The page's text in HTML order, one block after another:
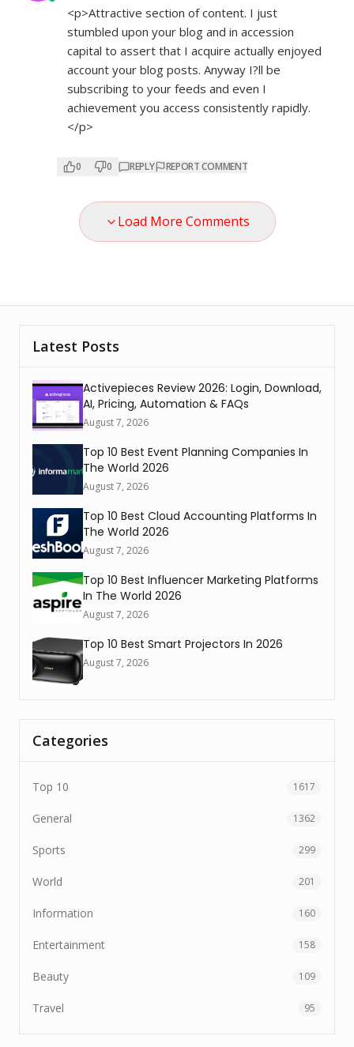
<p>Attractive section of content. I just
stumbled upon your blog and in accession
capital to assert that I acquire actually enjoyed
account your blog posts. Anyway I?ll be
subscribing to your feeds and even I
achievement you access consistently rapidly.
</p>
0 0 REPLY REPORT COMMENT
Load More Comments
Latest Posts
Activepieces Review 2026: Login, Download,
AI, Pricing, Automation & FAQs
August 7, 2026
Top 10 Best Event Planning Companies In
The World 2026
August 7, 2026
Top 10 Best Cloud Accounting Platforms In
The World 2026
August 7, 2026
Top 10 Best Influencer Marketing Platforms
In The World 2026
August 7, 2026
Top 10 Best Smart Projectors In 2026
August 7, 2026
Categories
Top 10 1617
General 1362
Sports 299
World 201
Information 160
Entertainment 158
Beauty 109
Travel 95